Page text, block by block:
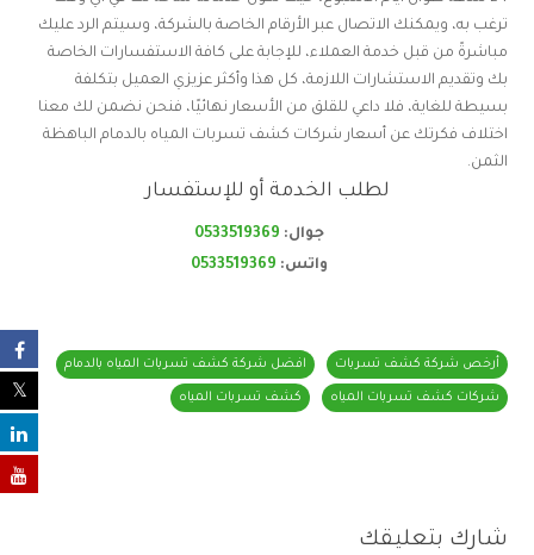
ترغب به، ويمكنك الاتصال عبر الأرقام الخاصة بالشركة، وسيتم الرد عليك
مباشرةً من قبل خدمة العملاء، للإجابة على كافة الاستفسارات الخاصة
بك وتقديم الاستشارات اللازمة، كل هذا وأكثر عزيزي العميل بتكلفة
بسيطة للغاية، فلا داعي للقلق من الأسعار نهائيًا، فنحن نضمن لك معنا
اختلاف فكرتك عن أسعار شركات كشف تسربات المياه بالدمام الباهظة
الثمن.
لطلب الخدمة أو للإستفسار
جوال: 0533519369
واتس: 0533519369
أرخص شركة كشف تسربات افضل شركة كشف تسربات المياه بالدمام
شركات كشف تسربات المياه كشف تسربات المياه
شارك بتعليقك